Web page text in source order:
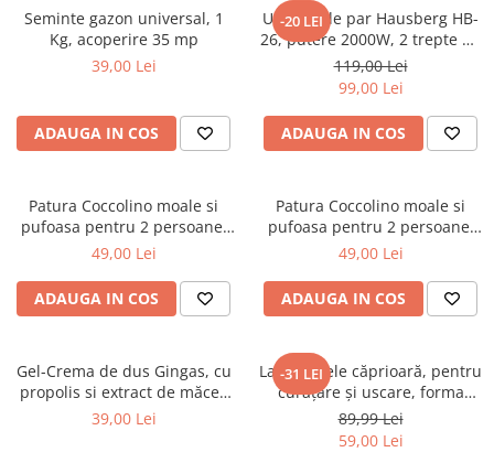
Seminte gazon universal, 1
Kg, acoperire 35 mp
39,00 Lei
ADAUGA IN COS
-20 LEI
Uscator de par Hausberg HB-
26, putere 2000W, 2 trepte de
viteza
119,00 Lei
99,00 Lei
ADAUGA IN COS
Patura Coccolino moale si
pufoasa pentru 2 persoane,
200X230 cm, Fluturi si Pietre
49,00 Lei
ADAUGA IN COS
Patura Coccolino moale si
pufoasa pentru 2 persoane,
200X230 cm, Valuri Waves
49,00 Lei
ADAUGA IN COS
Gel-Crema de dus Gingas, cu
propolis si extract de măceș
organic, 1000 ml
39,00 Lei
-31 LEI
Lavetă piele căprioară, pentru
curăţare şi uscare, forma
neregulată 38*30
89,99 Lei
59,00 Lei